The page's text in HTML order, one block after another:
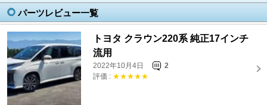
パーツレビュー一覧
トヨタ クラウン220系 純正17インチ
流用
2022年10月4日
2
評価 : ★★★★★